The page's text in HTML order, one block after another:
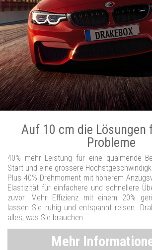
Auf 10 cm die Lösungen
Probleme
40% mehr Leistung für eine qualmende
Start und eine grössere
Plus 40% Drehmoment mit höherem
Elastizität für einfachere und schnellere
zuvor. Mehr Effizienz mit einem 20%
lassen Sie ruhig und entspannt reisen.
alles, was Sie brauchen.
Mehr